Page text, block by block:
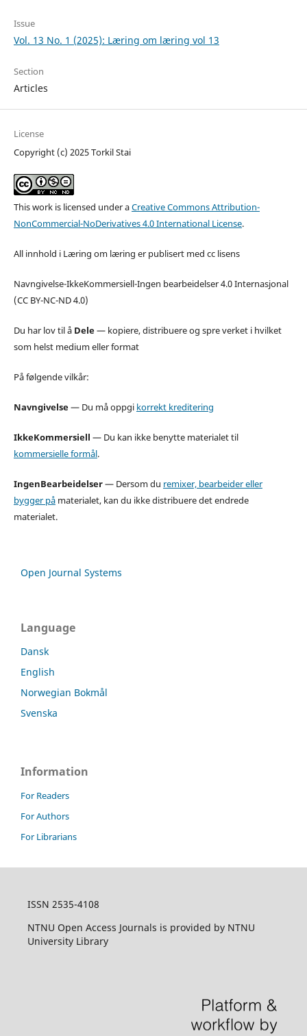
Issue
Vol. 13 No. 1 (2025): Læring om læring vol 13
Section
Articles
License
Copyright (c) 2025 Torkil Stai
This work is licensed under aCreative Commons Attribution-
NonCommercial-NoDerivatives 4.0 International License.
All innhold i Læring om læring er publisert med cc lisens
Navngivelse-IkkeKommersiell-Ingen bearbeidelser 4.0 Internasjonal
(CC BY-NC-ND 4.0)
Du har lov til å Dele— kopiere, distribuere og spre verket i hvilket
som helst medium eller format
På følgende vilkår:
Navngivelse— Du må oppgi korrekt kreditering
IkkeKommersiell — Du kan ikke benytte materialet til
kommersielle formål.
IngenBearbeidelser— Dersom du remixer, bearbeider eller
bygger påmaterialet, kan du ikke distribuere det endrede
materialet.
Open Journal Systems
Language
Dansk
English
Norwegian Bokmål
Svenska
Information
For Readers
For Authors
For Librarians
ISSN 2535-4108
NTNU Open Access Journals is provided by NTNU
University Library